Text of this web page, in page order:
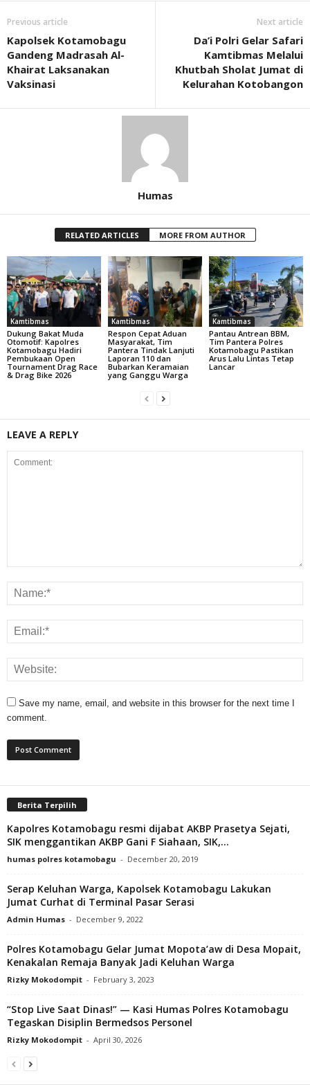
Previous article
Kapolsek Kotamobagu
Gandeng Madrasah Al-
Khairat Laksanakan
Vaksinasi
Next article
Da’i Polri Gelar Safari
Kamtibmas Melalui
Khutbah Sholat Jumat di
Kelurahan Kotobangon
Humas
RELATED ARTICLES MORE FROM AUTHOR
Kamtibmas
Dukung Bakat Muda
Otomotif: Kapolres
Kotamobagu Hadiri
Pembukaan Open
Tournament Drag Race
& Drag Bike 2026
Kamtibmas
Respon Cepat Aduan
Masyarakat, Tim
Pantera Tindak Lanjuti
Laporan 110 dan
Bubarkan Keramaian
yang Ganggu Warga
Kamtibmas
Pantau Antrean BBM,
Tim Pantera Polres
Kotamobagu Pastikan
Arus Lalu Lintas Tetap
Lancar
LEAVE A REPLY
Save my name, email, and website in this browser for the next time I
comment.
Berita Terpilih
Kapolres Kotamobagu resmi dijabat AKBP Prasetya Sejati,
SIK menggantikan AKBP Gani F Siahaan, SIK,...
humas polres kotamobagu - December 20, 2019
Serap Keluhan Warga, Kapolsek Kotamobagu Lakukan
Jumat Curhat di Terminal Pasar Serasi
Admin Humas - December 9, 2022
Polres Kotamobagu Gelar Jumat Mopota’aw di Desa Mopait,
Kenakalan Remaja Banyak Jadi Keluhan Warga
Rizky Mokodompit - February 3, 2023
“Stop Live Saat Dinas!” — Kasi Humas Polres Kotamobagu
Tegaskan Disiplin Bermedsos Personel
Rizky Mokodompit - April 30, 2026